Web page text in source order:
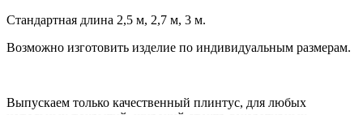
Стандартная длина 2,5 м, 2,7 м, 3 м.
Возможно изготовить изделие по индивидуальным размерам.
Выпускаем только качественный плинтус, для любых